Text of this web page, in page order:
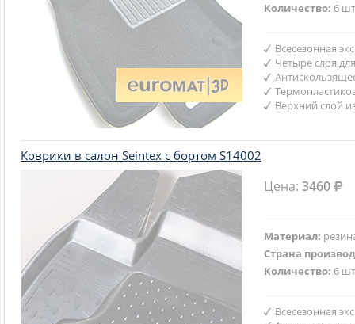
Количество: 6
Всесезонная
Четыре слоя
Верхний слой
Коврики в салон Seintex с бортом S14002
Цена:3460
Материал:
Страна
Количество: 6
Всесезонная